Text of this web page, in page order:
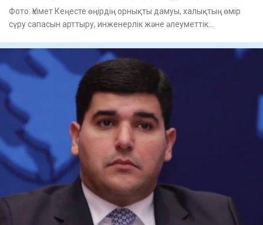
Фото: Үкімет Кеңесте өңірдің орнықты дамуы, халықтың өмір
сүру сапасын арттыру, инженерлік және әлеуметтік